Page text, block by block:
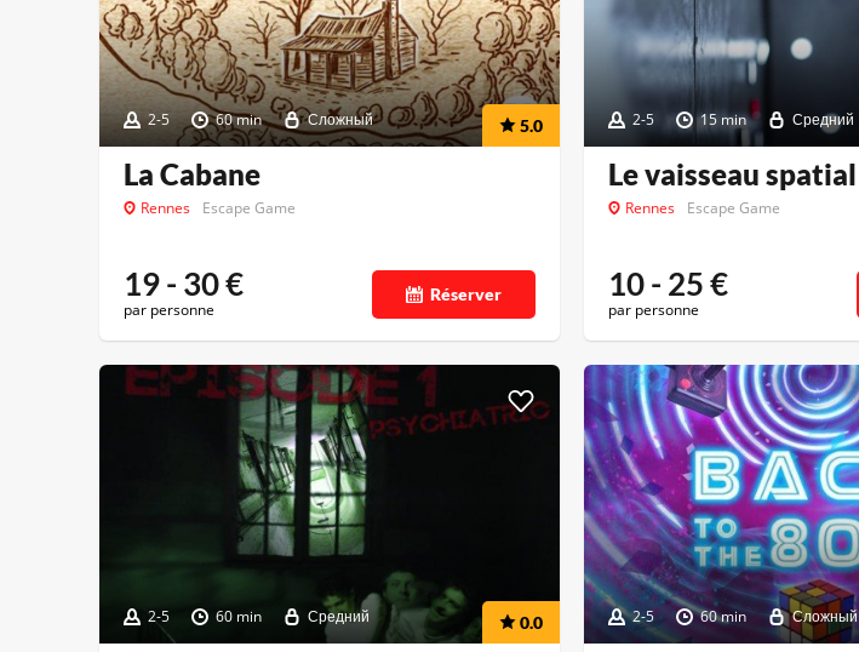
2-5 60 min Сложный 5.0
La Cabane
Rennes Escape Game
19 - 30€
par personne
Réserver
2-5 15 min Средний
Le vaisseau spatial
Rennes Escape Game
10 - 25€
par personne
2-5 60 min Средний 0.0 2-5 60 min Сложный